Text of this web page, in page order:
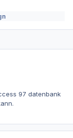
97 datenbank